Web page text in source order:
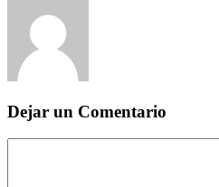
Dejar un Comentario